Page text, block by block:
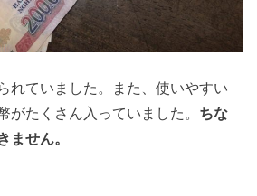
れていました。また、使いやすい
がたくさん入っていました。 ちな
ません。